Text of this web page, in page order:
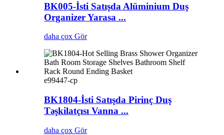
BK005-İsti Satışda Alüminium Duş
Organizer Yarasa ...
daha çox Gör
e99447-cp
BK1804-İsti Satışda Pirinç Duş
Təşkilatçısı Vanna ...
daha çox Gör